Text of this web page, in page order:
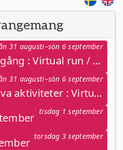
31 augusti–sön 6 september
Virtuell löpning / gång : Virtual run / walk • 31 aug – 6 sept
31 augusti–sön 6 september
Virtuella alternativa aktiviteter : Virtual alternative activities • 31 aug – 6 sept
tisdag 1 september
torsdag 3 september